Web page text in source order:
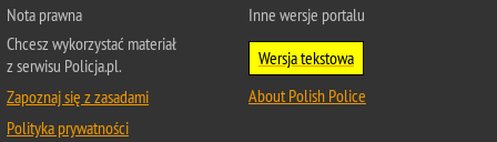
Nota prawna
Chcesz wykorzystać materiał
z serwisu Policja.pl.
Zapoznaj się z zasadami
Polityka prywatności
Inne wersje portalu
Wersja tekstowa
About Polish Police